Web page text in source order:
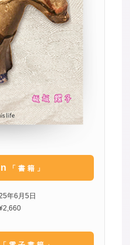
「書籍」
年6月5日